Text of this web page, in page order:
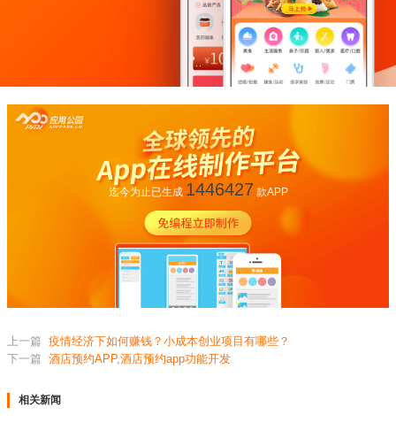
迄今为止已生成 1446427 款APP
上一篇 疫情经济下如何赚钱？小成本创业项目有哪些？
下一篇 酒店预约APP,酒店预约app功能开发
相关新闻